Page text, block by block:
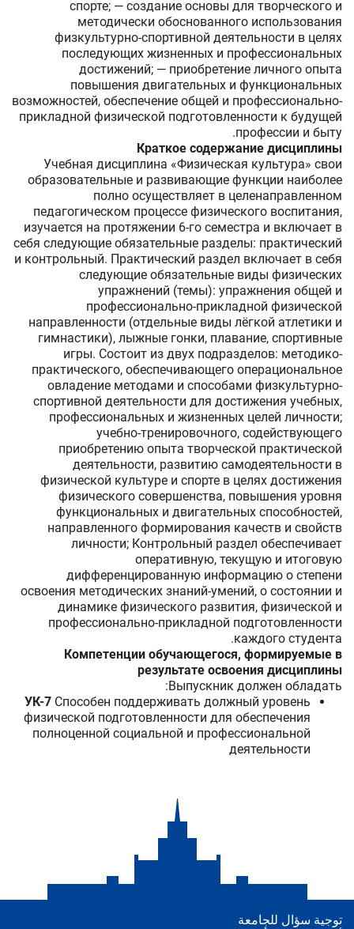
спорте; — создание основы для творческого и
методически обоснованного использования
физкультурно-спортивной деятельности в целях
последующих жизненных и профессиональных
достижений; — приобретение личного опыта
повышения двигательных и функциональных
возможностей, обеспечение общей и профессионально-
прикладной физической подготовленности к будущей
профессии и быту.
Краткое содержание дисциплины
Учебная дисциплина «Физическая культура» свои
образовательные и развивающие функции наиболее
полно осуществляет в целенаправленном
педагогическом процессе физического воспитания,
изучается на протяжении 6-го семестра и включает в
себя следующие обязательные разделы: практический
и контрольный. Практический раздел включает в себя
следующие обязательные виды физических
упражнений (темы): упражнения общей и
профессионально-прикладной физической
направленности (отдельные виды лёгкой атлетики и
гимнастики), лыжные гонки, плавание, спортивные
игры. Состоит из двух подразделов: методико-
практического, обеспечивающего операциональное
овладение методами и способами физкультурно-
спортивной деятельности для достижения учебных,
профессиональных и жизненных целей личности;
учебно-тренировочного, содействующего
приобретению опыта творческой практической
деятельности, развитию самодеятельности в
физической культуре и спорте в целях достижения
физического совершенства, повышения уровня
функциональных и двигательных способностей,
направленного формирования качеств и свойств
личности; Контрольный раздел обеспечивает
оперативную, текущую и итоговую
дифференцированную информацию о степени
освоения методических знаний-умений, о состоянии и
динамике физического развития, физической и
профессионально-прикладной подготовленности
каждого студента.
Компетенции обучающегося, формируемые в
результате освоения дисциплины
Выпускник должен обладать:
УК-7 Способен поддерживать должный уровень
физической подготовленности для обеспечения
полноценной социальной и профессиональной
деятельности
توجية سؤال للجامعة